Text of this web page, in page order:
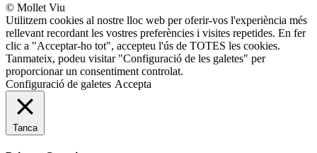
© Mollet Viu
Utilitzem cookies al nostre lloc web per oferir-vos l'experiència més
rellevant recordant les vostres preferències i visites repetides. En fer
clic a "Acceptar-ho tot", accepteu l'ús de TOTES les cookies.
Tanmateix, podeu visitar "Configuració de les galetes" per
proporcionar un consentiment controlat.
Configuració de galetes Accepta
Tanca